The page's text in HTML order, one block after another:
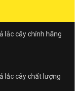
lắc cây chính hãng
lắc cây chất lượng